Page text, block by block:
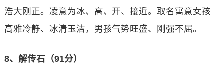
浩大刚正。凌意为冰、高、开、接近。取名寓意女孩
高雅冷静、冰清玉洁，男孩气势旺盛、刚强不屈。
8、解传石（91分）